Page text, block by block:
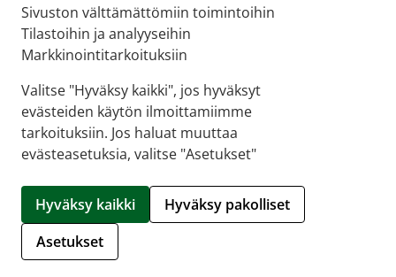
Sivuston välttämättömiin toimintoihin
Tilastoihin ja analyyseihin
Markkinointitarkoituksiin
Valitse "Hyväksy kaikki", jos hyväksyt
evästeiden käytön ilmoittamiimme
tarkoituksiin. Jos haluat muuttaa
evästeasetuksia, valitse "Asetukset"
Hyväksy kaikki
Hyväksy pakolliset
Asetukset
Sähköpostiosoite:
kirjaamo@fimea.fi
Fimean vaihde:
029 522 3341
Hallitse evästeitä